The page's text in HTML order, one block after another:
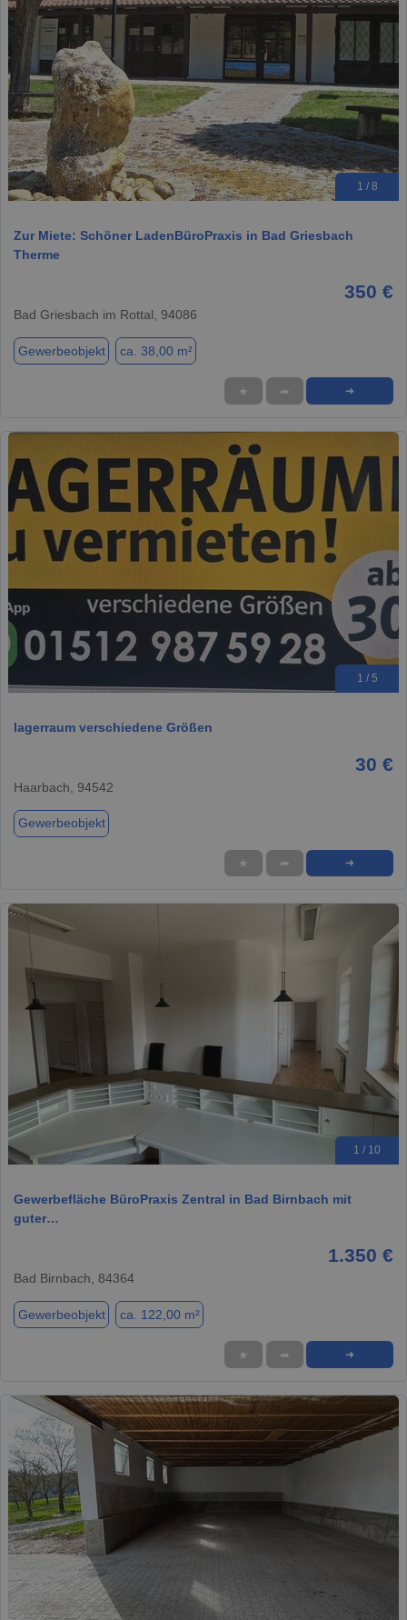
1 / 8
Zur Miete: Schöner LadenBüroPraxis in Bad Griesbach
Therme
350 €
Bad Griesbach im Rottal, 94086
Gewerbeobjekt ca. 38,00 m²
★ ➦ ➜
1 / 5
lagerraum verschiedene Größen
30 €
Haarbach, 94542
Gewerbeobjekt
★ ➦ ➜
1 / 10
Gewerbefläche BüroPraxis Zentral in Bad Birnbach mit
guter…
1.350 €
Bad Birnbach, 84364
Gewerbeobjekt ca. 122,00 m²
★ ➦ ➜